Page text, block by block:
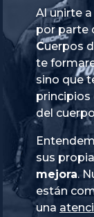
Al unirte
por parte
Cuerpos
te
sino que
principios
del
sus
mejora.
están
una